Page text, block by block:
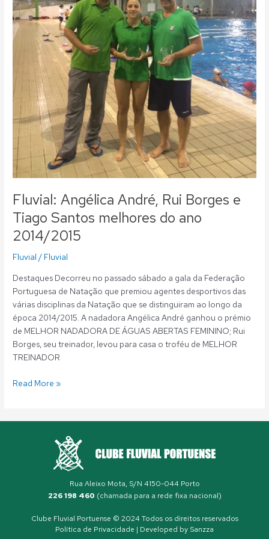
Fluvial: Angélica André, Rui Borges e
Tiago Santos melhores do ano
2014/2015
Fluvial / Fluvial
Destaques Decorreu no passado sábado a gala da Federação
Portuguesa de Natação que premiou agentes desportivos das
várias disciplinas da Natação que se distinguiram ao longo da
época 2014/2015. A nadadora Angélica André ganhou o prémio
de MELHOR NADADORA DE ÁGUAS ABERTAS FEMININO; Rui
Borges, seu treinador, levou para casa o troféu de MELHOR
TREINADOR
2014/2015
Read More »
Rua Aleixo Mota, S/N 4150-044 Porto
226 198 460 (chamada para a rede fixa nacional)
Clube Fluvial Portuense © 2024 Todos os direitos reservados
Política de Privacidade | Developed by Sanzza